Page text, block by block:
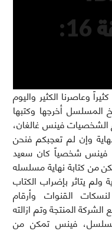
الموسم 5 حلقة 16:
وعاصرنا الكثير واليوم
الحلقة رقم 62 في تاريخ المسلسل أخرجها وكتبها
الشخصيات فينس غالغان،
وإن لم تعجبكم فنحن
فينس شخصياً كان سعيد
من كتابة نهاية مسلسله
ولم يتاثر بإضراب الكتاب
القنوات وأرقام
المنتجة وتم ازالته
فينس تمكن من